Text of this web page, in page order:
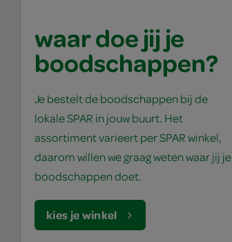
waar doe jij je
boodschappen?
Je bestelt de boodschappen bij de
lokale SPAR in jouw buurt. Het
assortiment varieert per SPAR winkel,
daarom willen we graag weten waar jij je
boodschappen doet.
kies je winkel